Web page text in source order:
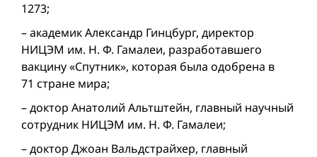
1273;
– академик Александр Гинцбург, директор
НИЦЭМ им. Н. Ф. Гамалеи, разработавшего
вакцину «Спутник», которая была одобренa в
71 стране мира;
– доктор Анатолий Альтштейн, главный научный
сотрудник НИЦЭМ им. Н. Ф. Гамалеи;
– доктор Джоан Вальдстрайхер, главный